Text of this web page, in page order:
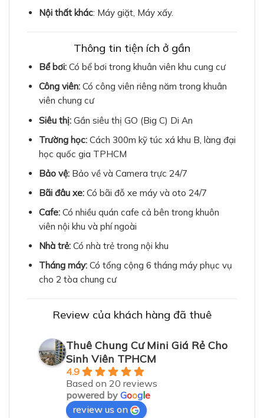
Nội thất khác: Máy giặt, Máy xấy.
Thông tin tiện ích ở gần
Bể bơi: Có bể bơi trong khuân viên khu cung cư
Công viên: Có công viên riêng năm trong khuân
viên chung cư
Siêu thị: Gần siêu thị GO (Big C) Di An
Trường học: Cách 300m kỹ túc xá khu B, làng đại
học quốc gia TPHCM
Bảo vệ: Bảo về và Camera trực 24/7
Bãi đâu xe: Có bãi đỗ xe máy và oto 24/7
Cafe: Có nhiều quán cafe cả bên trong khuôn
viên nội khu và phí ngoài
Nhà trẻ: Có nhà trẻ trong nội khu
Tháng máy: Có tổng cộng 6 tháng máy phục vụ
cho 2 tòa chung cư
Review của khách hàng đã thuê
Thuê Chung Cư Mini Giá Rẻ Cho
Sinh Viên TPHCM
4.9
Based on 20 reviews
powered by Google
review us on